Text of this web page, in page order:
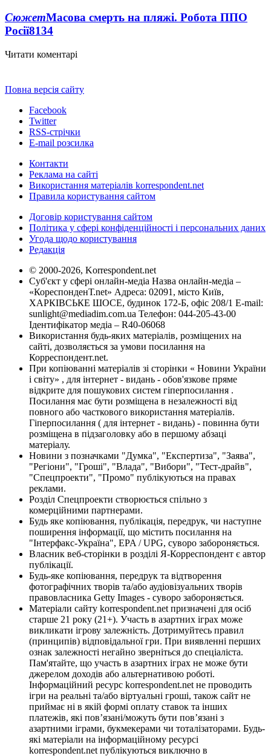
СюжетМасова смерть на пляжі. Робота ППО
Росії8134
Читати коментарі
Повна версія сайту
Facebook
Twitter
RSS-стрічки
E-mail розсилка
Контакти
Реклама на сайті
Використання матеріалів korrespondent.net
Правила користування сайтом
Договір користування сайтом
Політика у сфері конфіденційності і персональних даних
Угода щодо користування
Редакція
© 2000-2026, Korrespondent.net
Суб'єкт у сфері онлайн-медіа Назва онлайн-медіа –
«КореспонденТ.net» Адреса: 02091, місто Київ,
ХАРКІВСЬКЕ ШОСЕ, будинок 172-Б, офіс 208/1 E-mail:
sunlight@mediadim.com.ua Телефон: 044-205-43-00
Ідентифікатор медіа – R40-06068
Використання будь-яких матеріалів, розміщених на
сайті, дозволяється за умови посилання на
Корреспондент.net.
При копіюванні матеріалів зі сторінки « Новини України
і світу» , для інтернет - видань - обов'язкове пряме
відкрите для пошукових систем гіперпосилання .
Посилання має бути розміщена в незалежності від
повного або часткового використання матеріалів.
Гіперпосилання ( для інтернет - видань) - повинна бути
розміщена в підзаголовку або в першому абзаці
матеріалу.
Новини з позначками "Думка", "Експертиза", "Заява",
"Регіони", "Гроші", "Влада", "Вибори", "Тест-драйв",
"Спецпроекти", "Промо" публікуються на правах
реклами.
Розділ Спецпроекти створюється спільно з
комерційними партнерами.
Будь яке копіювання, публікація, передрук, чи наступне
поширення інформації, що містить посилання на
"Інтерфакс-Україна", EPA / UPG, суворо забороняється.
Власник веб-сторінки в розділі Я-Корреспондент є автор
публікації.
Будь-яке копіювання, передрук та відтворення
фотографічних творів та/або аудіовізуальних творів
правовласника Getty Images - суворо забороняється.
Матеріали сайту korrespondent.net призначені для осіб
старше 21 року (21+). Участь в азартних іграх може
викликати ігрову залежність. Дотримуйтесь правил
(принципів) відповідальної гри. При виявленні перших
ознак залежності негайно зверніться до спеціаліста.
Пам'ятайте, що участь в азартних іграх не може бути
джерелом доходів або альтернативою роботі.
Інформаційний ресурс korrespondent.net не проводить
ігри на реальні та/або віртуальні гроші, також сайт не
приймає ні в якій формі оплату ставок та інших
платежів, які пов’язані/можуть бути пов’язані з
азартними іграми, букмекерами чи тоталізаторами. Будь-
які матеріали на інформаційному ресурсі
korrespondent.net публікуються виключно в